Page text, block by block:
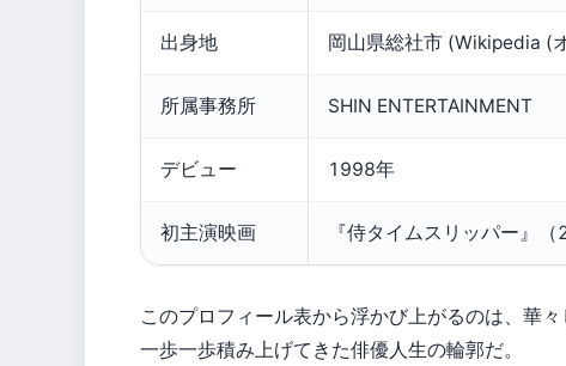
フ
ー
ル
出身地 岡山県総社市 (Wikipedia (
所属事務所 SHIN ENTERTAINMENT
デビュー 1998年
初主演映画 『侍タイムスリッパー』
このプロフィール表から浮かび上がるのは、華々
一歩一歩積み上げてきた俳優人生の輪郭だ。